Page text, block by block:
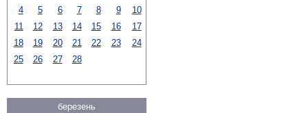
4
5 6 7 8 9
10
11
12 13 14 15 16
17
18
19 20 21 22 23
24
25
26 27 28
березень